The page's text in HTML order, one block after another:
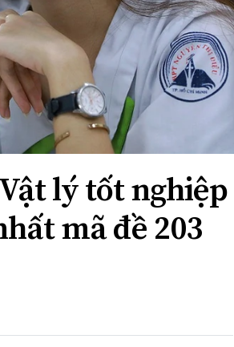
lý tốt nghiệp
mã đề 203